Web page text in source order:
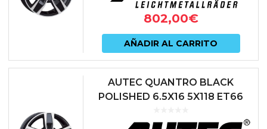
802,00€
AÑADIR AL CARRITO
AUTEC QUANTRO BLACK
POLISHED 6.5X16 5X118 ET66